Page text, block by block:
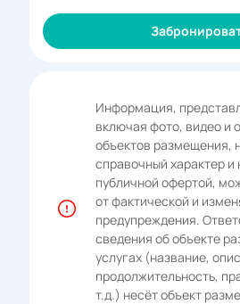
Информация,
включая фото, видео и
объектов размещения,
справочный характер и
публичной офертой,
от фактической и
предупреждения.
сведения об объекте
услугах (название,
продолжительность,
т.д.) несёт объект